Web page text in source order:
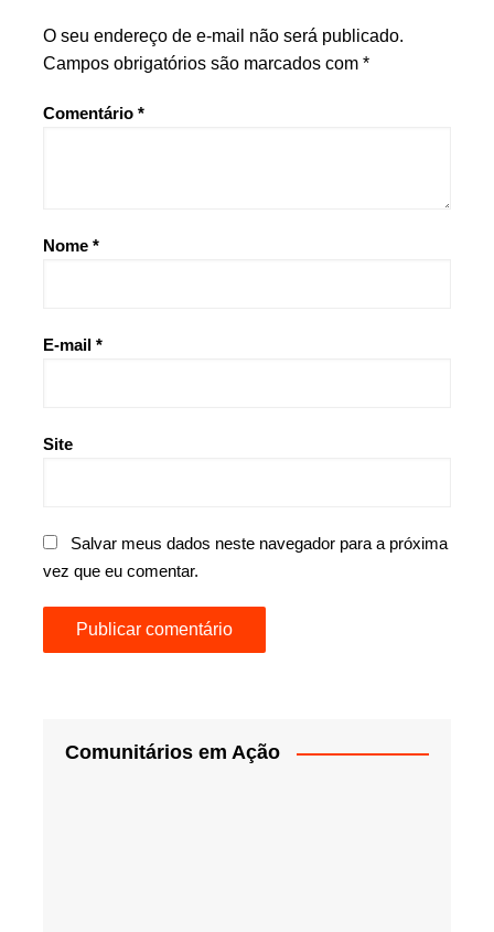
O seu endereço de e-mail não será publicado.
Campos obrigatórios são marcados com *
Comentário *
Nome *
E-mail *
Site
Salvar meus dados neste navegador para a próxima
vez que eu comentar.
Comunitários em Ação